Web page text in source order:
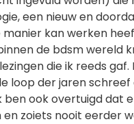
een nieuw en
kan werken
de bdsm wereld
die ik reeds
loop der jaren
ook overtuigd dat
zoiets nooit eerder